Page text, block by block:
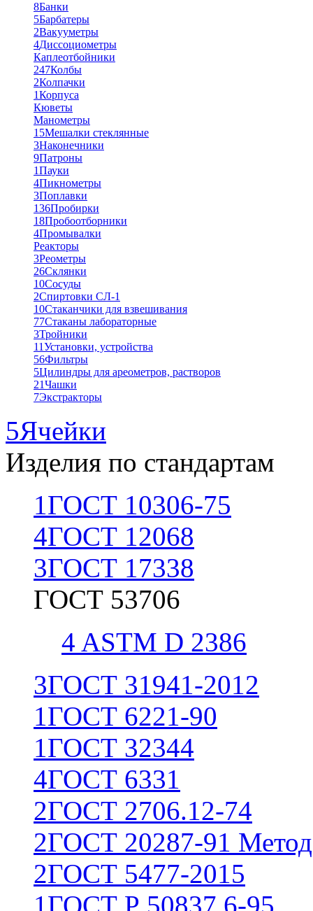
8Банки
5Барбатеры
2Вакууметры
4Диссоциометры
Каплеотбойники
247Колбы
2Колпачки
1Корпуса
Кюветы
Манометры
15Мешалки стеклянные
3Наконечники
9Патроны
1Пауки
4Пикнометры
3Поплавки
136Пробирки
18Пробоотборники
4Промывалки
Реакторы
3Реометры
26Склянки
10Сосуды
2Спиртовки СЛ-1
10Стаканчики для взвешивания
77Стаканы лабораторные
3Тройники
11Установки, устройства
56Фильтры
5Цилиндры для ареометров, растворов
21Чашки
7Экстракторы
5Ячейки
Изделия по стандартам
1ГОСТ 10306-75
4ГОСТ 12068
3ГОСТ 17338
ГОСТ 53706
4 ASTM D 2386
3ГОСТ 31941-2012
1ГОСТ 6221-90
1ГОСТ 32344
4ГОСТ 6331
2ГОСТ 2706.12-74
2ГОСТ 20287-91
2ГОСТ 5477-2015